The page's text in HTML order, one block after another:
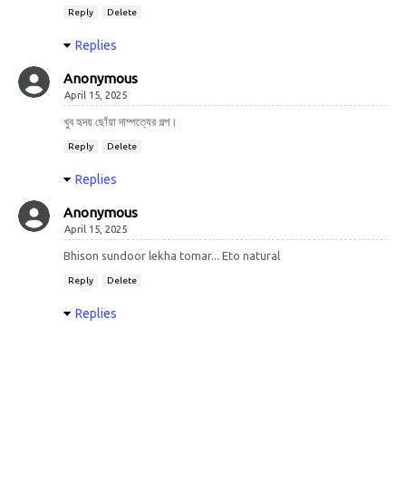
Reply Delete
Replies
Anonymous
April 15, 2025
খুব হৃদয় ছোঁয়া দাম্পত্যের গল্প।
Reply Delete
Replies
Anonymous
April 15, 2025
Bhison sundoor lekha tomar... Eto natural
Reply Delete
Replies